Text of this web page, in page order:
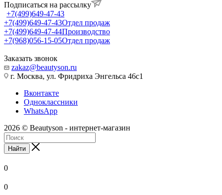
Подписаться на рассылку
+7(499)649-47-43
+7(499)649-47-43Отдел продаж
+7(499)649-47-44Производство
+7(968)056-15-05Отдел продаж
Заказать звонок
zakaz@beautyson.ru
г. Москва, ул. Фридриха Энгельса 46с1
Вконтакте
Одноклассники
WhatsApp
2026 © Beautyson - интернет-магазин
Найти
0
0